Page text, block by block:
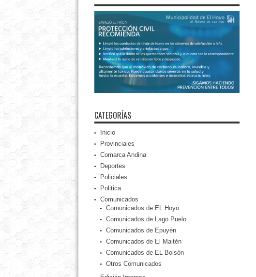
CATEGORÍAS
Inicio
Provinciales
Comarca Andina
Deportes
Policiales
Politica
Comunicados
Comunicados de EL Hoyo
Comunicados de Lago Puelo
Comunicados de Epuyén
Comunicados de El Maitén
Comunicados de EL Bolsón
Otros Comunicados